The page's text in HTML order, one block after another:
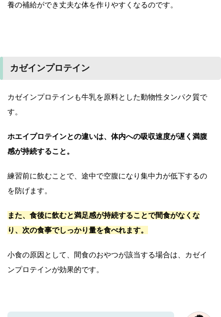
養の補給ができ丈夫な体を作りやすくなるのです。
カゼインプロテイン
カゼインプロテインも牛乳を原料とした動物性タンパク質で
す。
ホエイプロテインとの違いは、体内への吸収速度が遅く満腹
感が持続すること。
練習前に飲むことで、途中で空腹になり集中力が低下するの
を防げます。
また、食後に飲むと満足感が持続することで間食がなくな
り、次の食事でしっかり量を食べれます。
小食の原因として、間食のおやつが該当する場合は、カゼイ
ンプロテインが効果的です。